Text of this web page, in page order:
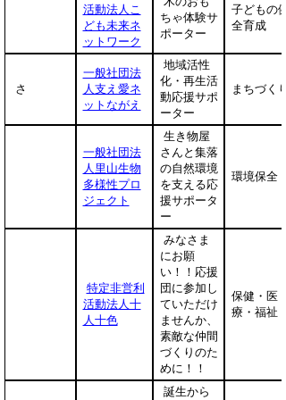
活動法人こ
ども未来ネ
ットワーク
ちゃ体験サ
ポーター
子どもの健
全育成
さ
一般社団法
人支え愛ネ
ットながえ
地域活性
化・再生活
動応援サポ
ーター
まちづくり
一般社団法
人里山生物
多様性プロ
ジェクト
生き物屋
さんと集落
の自然環境
を支える応
援サポータ
ー
環境保全
特定非営利
活動法人十
人十色
みなさま
にお願
い！！応援
団に参加し
ていただけ
ませんか、
素敵な仲間
づくりのた
めに！！
保健・医
療・福祉
誕生から